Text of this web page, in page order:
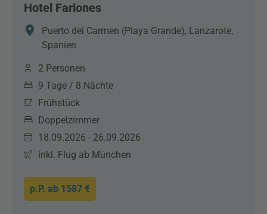
Hotel Fariones
Puerto del Carmen (Playa Grande), Lanzarote,
Spanien
2 Personen
9 Tage / 8 Nächte
Frühstück
Doppelzimmer
18.09.2026 - 26.09.2026
inkl. Flug ab München
p.P. ab 1587 €